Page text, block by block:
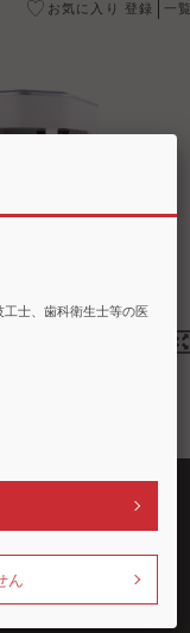
お気に入り 登録 一
ポート
ートサポート
士、歯科衛生士等の医
ん